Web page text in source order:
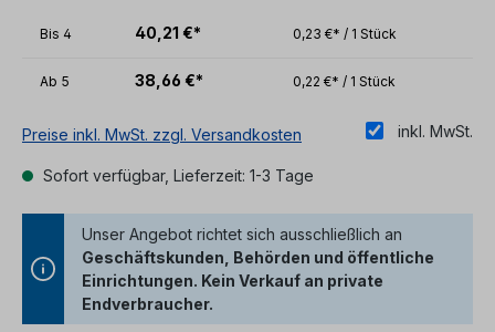
Bis 4 40,21 €* 0,23 €* / 1 Stück
Ab 5 38,66 €* 0,22 €* / 1 Stück
inkl. MwSt.
Preise inkl. MwSt. zzgl. Versandkosten
Sofort verfügbar, Lieferzeit: 1-3 Tage
Unser Angebot richtet sich ausschließlich an
Geschäftskunden, Behörden und öffentliche
Einrichtungen. Kein Verkauf an private
Endverbraucher.